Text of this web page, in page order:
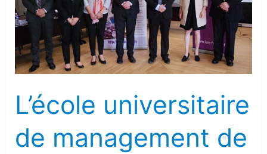
L’école universitaire
de management de
de
Pau-
Bayonne
ouvre
ses
portes
en
virtuel